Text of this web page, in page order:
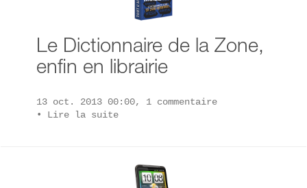
Le Dictionnaire de la Zone,
enfin en librairie
13 oct. 2013 00:00, 1 commentaire
• Lire la suite